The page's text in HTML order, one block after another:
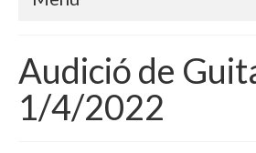
Escola
Sobre nosaltres
Audició de
1/4/2022